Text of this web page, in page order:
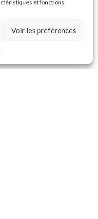
et fonctions.
Voir les préférences